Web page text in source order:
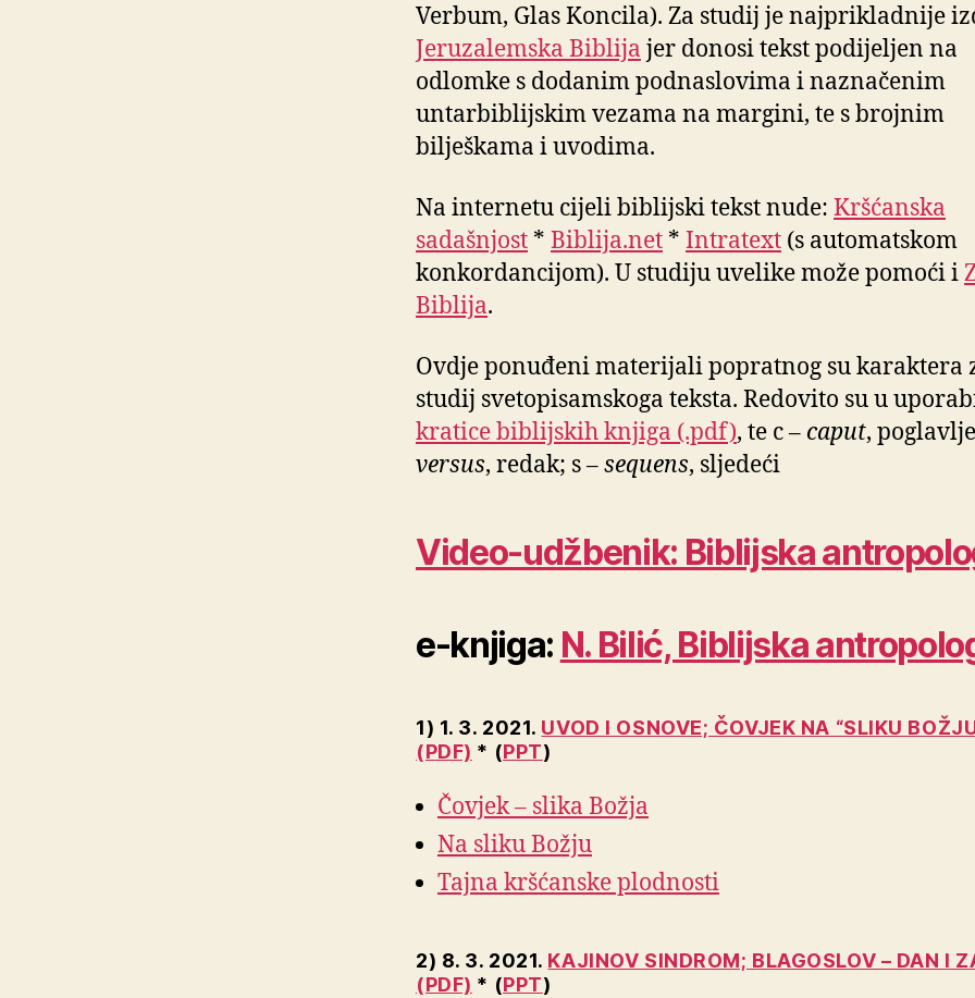
Verbum, Glas Koncila). Za studij je najprikladnije
Jeruzalemska Biblija jer donosi tekst podijeljen na
odlomke s dodanim podnaslovima i naznačenim
untarbiblijskim vezama na margini, te s brojnim
bilješkama i uvodima.
Na internetu cijeli biblijski tekst nude: Kršćanska
sadašnjost * Biblija.net * Intratext (s automatskom
konkordancijom). U studiju uvelike može pomoći i
Biblija.
Ovdje ponuđeni materijali popratnog su karaktera
studij svetopisamskoga teksta. Redovito su u
kratice biblijskih knjiga (.pdf), te c – caput,
versus, redak; s –sequens, sljedeći
Video-udžbenik: Biblijska
e-knjiga: N. Bilić, Biblijska
1) 1. 3. 2021. UVOD I OSNOVE; ČOVJEK NA “SLIKU
(PDF) * (PPT)
Čovjek – slika Božja
Na sliku Božju
Tajna kršćanske plodnosti
2) 8. 3. 2021. KAJINOV SINDROM; BLAGOSLOV – DAN I
(PDF) * (PPT)